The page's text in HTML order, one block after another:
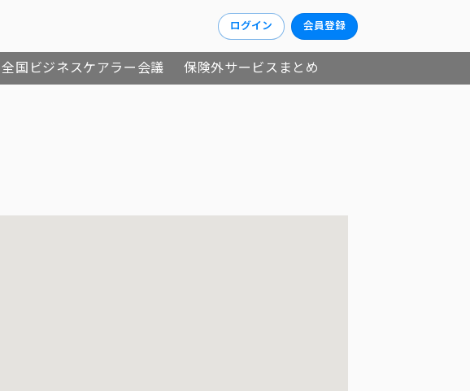
ログイン 会員登録
全国ビジネスケアラー会議 保険外サービスまとめ